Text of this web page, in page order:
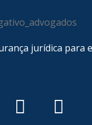
jurídica para